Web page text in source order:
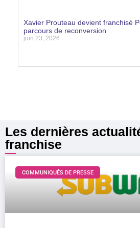
Xavier Prouteau devient franchisé
parcours de reconversion
juin 23, 2026
Les dernières
franchise
COMMUNIQUÉS DE PRESSE